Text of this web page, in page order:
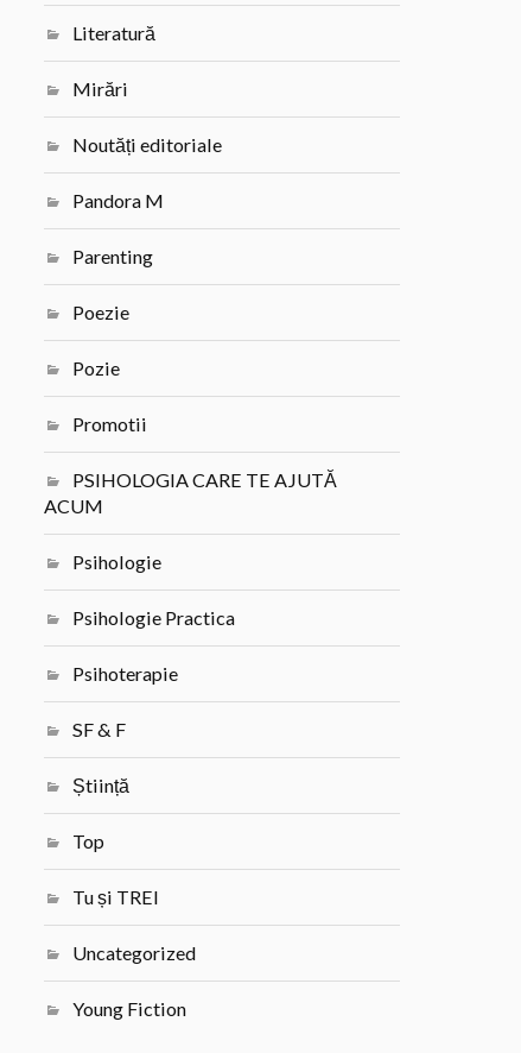
Literatură
Mirări
Noutăți editoriale
Pandora M
Parenting
Poezie
Pozie
Promotii
PSIHOLOGIA CARE TE AJUTĂ
ACUM
Psihologie
Psihologie Practica
Psihoterapie
SF & F
Știință
Top
Tu și TREI
Uncategorized
Young Fiction